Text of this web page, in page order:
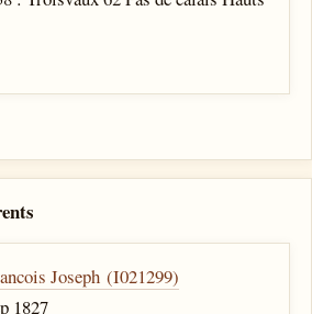
Joseph (I021299)
1827